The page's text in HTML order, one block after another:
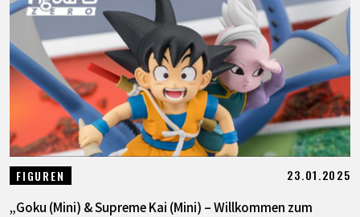
FIGUREN 23.01.2025
„Goku (Mini) & Supreme Kai (Mini) – Willkommen zum